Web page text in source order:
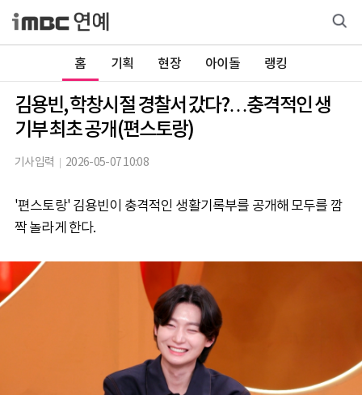
홈 기획 현장 아이돌 랭킹
김용빈, 학창시절 경찰서 갔다?…충격적인 생
기부 최초 공개(편스토랑)
기사입력 2026-05-07 10:08
'편스토랑' 김용빈이 충격적인 생활기록부를 공개해 모두를 깜
짝 놀라게 한다.